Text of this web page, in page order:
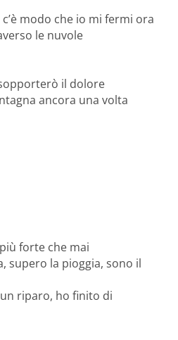
modo che io mi fermi ora
le nuvole
il dolore
ancora una volta
forte che mai
supero la pioggia, sono il
riparo, ho finito di